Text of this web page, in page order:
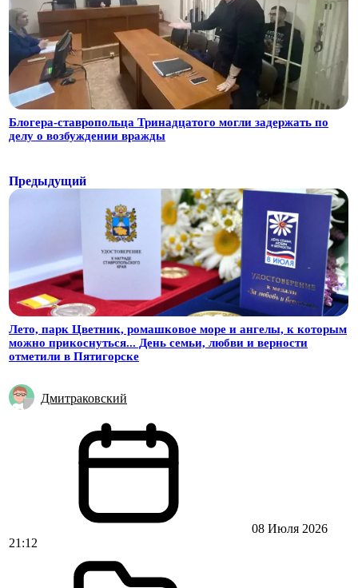
Блогера-ставропольца Тринадцатого могли задержать по
делу о возбуждении вражды
Предыдущий
Лето, парк Цветник, ромашковое море и ангелы, к которым
можно прикоснуться... День семьи, любви и верности
отметили в Пятигорске
Дмитраковский
08 Июля 2026
21:12